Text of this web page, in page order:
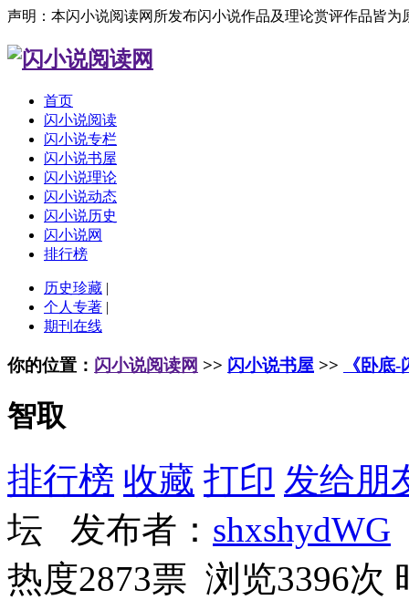
声明：本闪小说阅读网所发布闪小说作品及理论赏评作品皆
首页
闪小说阅读
闪小说专栏
闪小说书屋
闪小说理论
闪小说动态
闪小说历史
闪小说网
排行榜
历史珍藏 |
个人专著 |
期刊在线
你的位置： 闪小说阅读网 >> 闪小说书屋 >> 《卧底
智取
排行榜 收藏 打印 发给朋
坛 发布者： shxshydWG
热度2873票 浏览3396次